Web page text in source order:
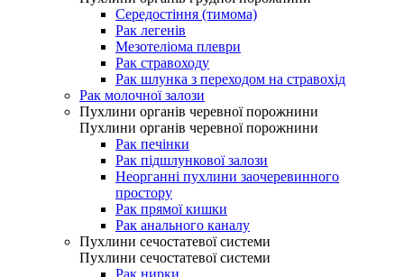
Середостіння (тимома)
Рак легенів
Мезотеліома плеври
Рак стравоходу
Рак шлунка з переходом на стравохід
Рак молочної залози
Пухлини органів черевної порожнини
Пухлини органів черевної порожнини
Рак печінки
Рак підшлункової залози
Неорганні пухлини заочеревинного
простору
Рак прямої кишки
Рак анального каналу
Пухлини сечостатевої системи
Пухлини сечостатевої системи
Рак нирки